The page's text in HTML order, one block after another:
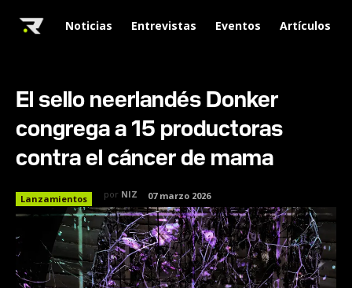
Noticias Entrevistas Eventos Artículos
El sello neerlandés Donker
congrega a 15 productoras
contra el cáncer de mama
Lanzamientos por NIZ 07 marzo 2026